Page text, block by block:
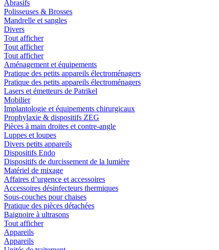
Abrasifs
Polisseuses & Brosses
Mandrelle et sangles
Divers
Tout afficher
Tout afficher
Tout afficher
Aménagement et équipements
Pratique des petits appareils électroménagers
Pratique des petits appareils électroménagers
Lasers et émetteurs de Patrikel
Mobilier
Implantologie et équipements chirurgicaux
Prophylaxie & dispositifs ZEG
Pièces à main droites et contre-angle
Luppes et loupes
Divers petits appareils
Dispositifs Endo
Dispositifs de durcissement de la lumière
Matériel de mixage
Affaires d’urgence et accessoires
Accessoires désinfecteurs thermiques
Sous-couches pour chaises
Pratique des pièces détachées
Baignoire à ultrasons
Tout afficher
Appareils
Appareils